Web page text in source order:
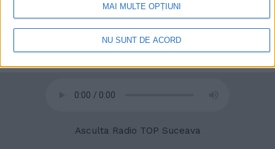
retrageți consimțământul în orice moment, revenind la acest site
și făcând clic pe butonul "Confidențialitate" din partea de jos a
paginii web.
MAI MULTE OPȚIUNI
NU SUNT DE ACORD
Asculta Radio TOP Suceava